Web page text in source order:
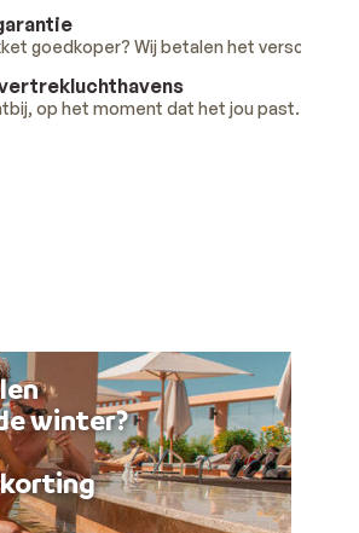
goedkoper? Wij betalen het verschil.
op het moment dat het jou past.
winter?